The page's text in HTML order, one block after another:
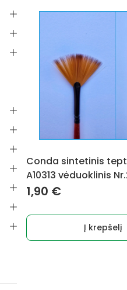
Conda sintetinis
A10313 vėduoklinis
1,90 €
Į krepšelį